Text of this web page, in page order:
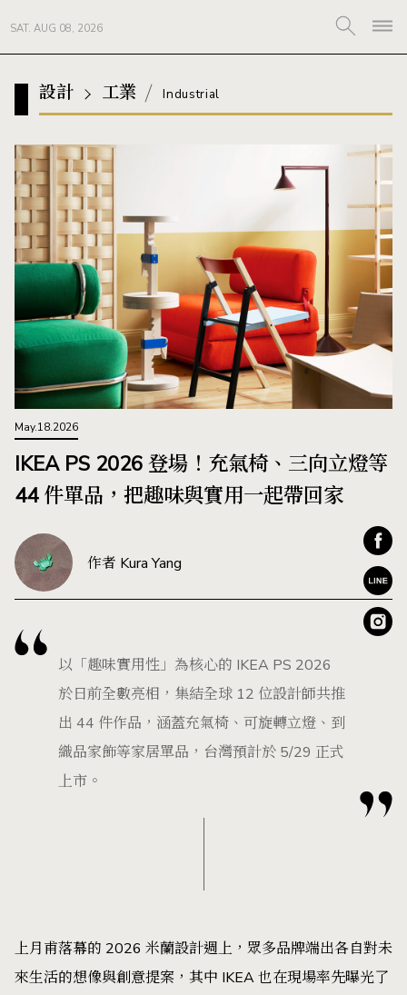
SAT. AUG 08, 2026
設計 工業 Industrial
May.18.2026
IKEA PS 2026 登場！充氣椅、三向立燈等
44 件單品，把趣味與實用一起帶回家
作者 Kura Yang
以「趣味實用性」為核心的 IKEA PS 2026
於日前全數亮相，集結全球 12 位設計師共推
出 44 件作品，涵蓋充氣椅、可旋轉立燈、到
織品家飾等家居單品，台灣預計於 5/29 正式
上市。
上月甫落幕的 2026 米蘭設計週上，眾多品牌端出各自對未
來生活的想像與創意提案，其中 IKEA 也在現場率先曝光了